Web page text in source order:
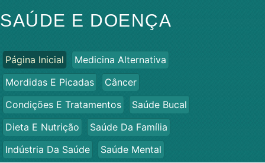
SAÚDE E DOENÇA
Página Inicial
Medicina Alternativa
Mordidas E Picadas
Câncer
Condições E Tratamentos
Saúde Bucal
Dieta E Nutrição
Saúde Da Família
Indústria Da Saúde
Saúde Mental